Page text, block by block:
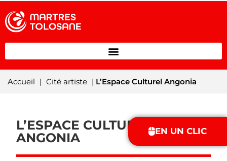
EN UN CLIC
Accueil | Cité artiste | L’Espace Culturel Angonia
L’ESPACE CULTUREL
ANGONIA